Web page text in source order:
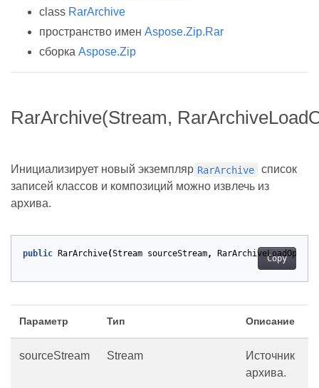
class RarArchive
пространство имен Aspose.Zip.Rar
сборка Aspose.Zip
RarArchive(Stream,
Инициализирует новый экземпляр RarArchive
список
записей классов и композиций можно извлечь из
архива.
Copy
public RarArchive(Stream sourceStream,
Параметр Тип Описание
sourceStream Stream
Источник
архива.